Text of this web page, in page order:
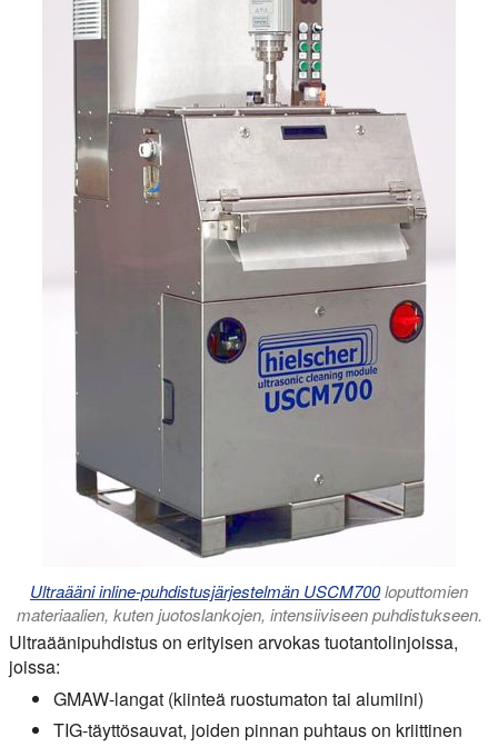
Ultraääni inline-puhdistusjärjestelmän USCM700loputtomien
materiaalien, kuten juotoslankojen, intensiiviseen puhdistukseen.
Ultraäänipuhdistus on erityisen arvokas tuotantolinjoissa,
joissa:
GMAW-langat (kiinteä ruostumaton tai alumiini)
TIG-täyttösauvat, joiden pinnan puhtaus on kriittinen